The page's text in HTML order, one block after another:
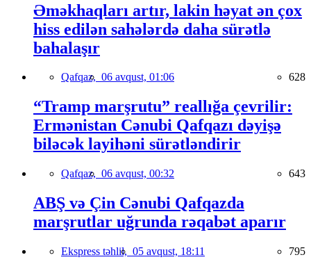
Əməkhaqları artır, lakin həyat ən çox
hiss edilən sahələrdə daha sürətlə
bahalaşır
Qafqaz, 06 avqust, 01:06 628
“Tramp marşrutu” reallığa çevrilir:
Ermənistan Cənubi Qafqazı dəyişə
biləcək layihəni sürətləndirir
Qafqaz, 06 avqust, 00:32 643
ABŞ və Çin Cənubi Qafqazda
marşrutlar uğrunda rəqabət aparır
Ekspress təhlil, 05 avqust, 18:11 795